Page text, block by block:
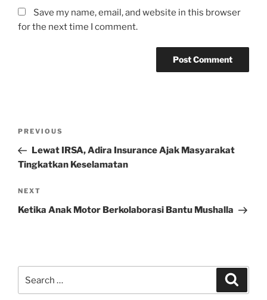
Save my name, email, and website in this browser
for the next time I comment.
Previous
Post
PREVIOUS
Lewat IRSA, Adira Insurance Ajak Masyarakat
Tingkatkan Keselamatan
Next
Post
NEXT
Ketika Anak Motor Berkolaborasi Bantu Mushalla